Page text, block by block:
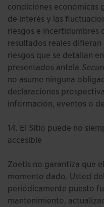
condiciones económicas
de interés y las
riesgos e incertidumbres
resultados reales
riesgos que se detallan
presentados antela
no asume ninguna
declaraciones
información, eventos o
14. El Sitio puede no
accesible
Zoetis no garantiza que
momento dado. Usted
periódicamente puesto
mantenimiento,